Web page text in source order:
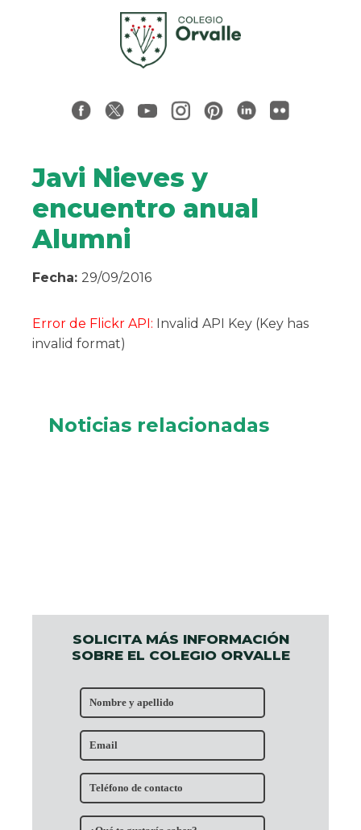
SOLICITA MÁS INFORMACIÓN
SOBRE EL COLEGIO ORVALLE
Javi Nieves y
encuentro anual
Alumni
Fecha: 29/09/2016
Error de Flickr API: Invalid API Key (Key has
invalid format)
Noticias relacionadas